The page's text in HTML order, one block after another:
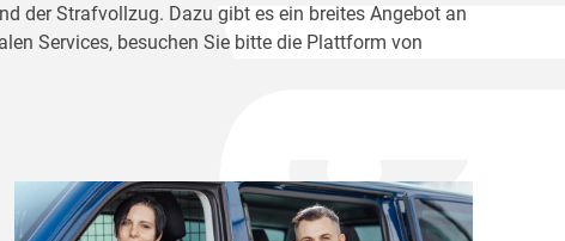
der Strafvollzug. Dazu gibt es ein breites Angebot an
Services, besuchen Sie bitte die Plattform von